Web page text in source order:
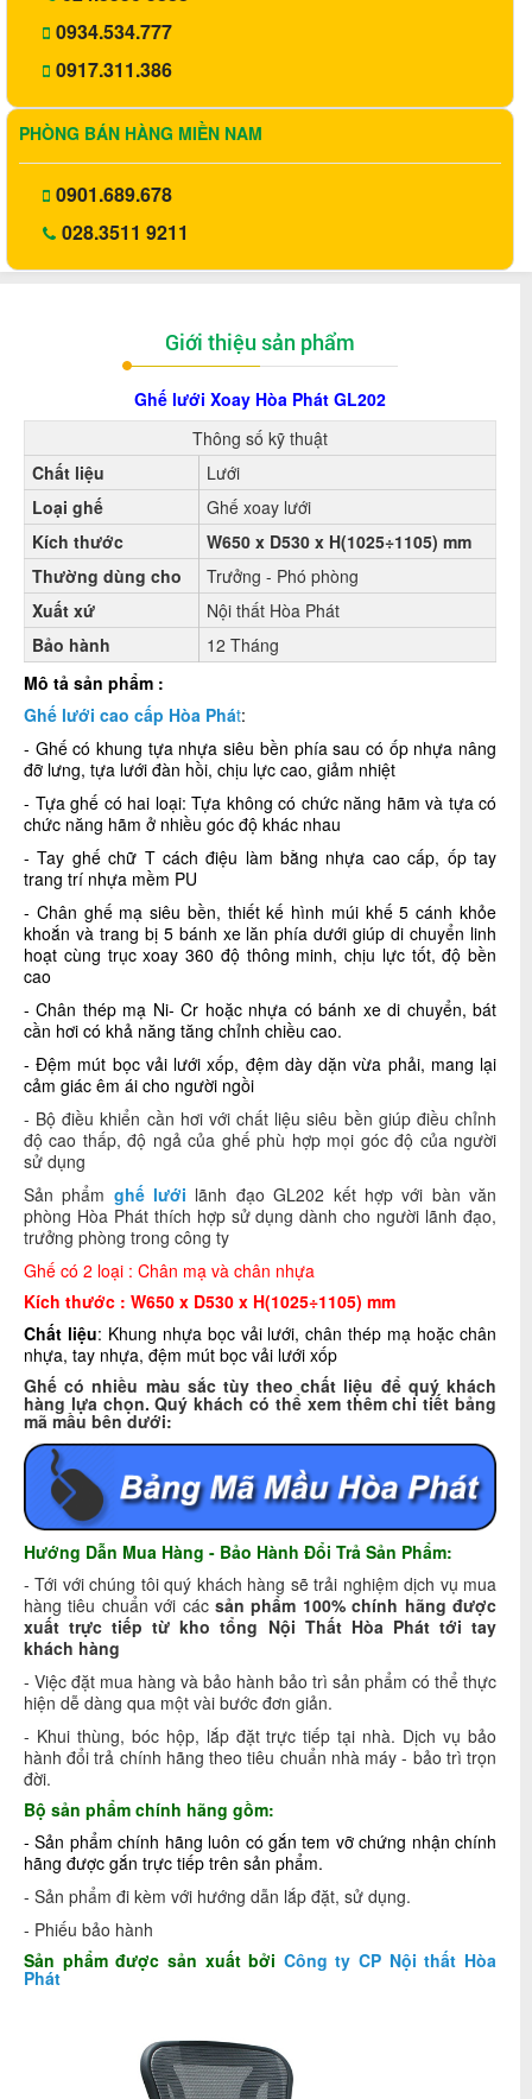
0934.534.777
0917.311.386
PHÒNG BÁN HÀNG MIỀN NAM
0901.689.678
028.3511 9211
Giới thiệu sản phẩm
Ghế lưới Xoay Hòa Phát GL202
Thông số kỹ thuật
Chất liệu
Lưới
Loại ghế
Ghế xoay lưới
Kích thước
W650 x D530 x H(1025÷1105) mm
Thường dùng cho
Trưởng - Phó phòng
Xuất xứ
Nội thất Hòa Phát
Bảo hành
12 Tháng
Mô tả sản phẩm :
Ghế lưới cao cấp Hòa Phát:
- Ghế có khung tựa nhựa siêu bền phía sau có ốp nhựa nâng
đỡ lưng, tựa lưới đàn hồi, chịu lực cao, giảm nhiệt
- Tựa ghế có hai loại: Tựa không có chức năng hãm và tựa có
chức năng hãm ở nhiều góc độ khác nhau
-Tay ghế chữ T cách điệu làm bằng nhựa cao cấp, ốp tay
trang trí nhựa mềm PU
- Chân ghế mạ siêu bền, thiết kế hình múi khế 5 cánh khỏe
khoắn và trang bị 5 bánh xe lăn phía dưới giúp di chuyển linh
hoạt cùng trục xoay 360 độ thông minh, chịu lực tốt, độ bền
cao
- Chân thép mạ Ni- Cr hoặc nhựa có bánh xe di chuyển, bát
cần hơi có khả năng tăng chỉnh chiều cao.
- Đệm mút bọc vải lưới xốp, đệm dày dặn vừa phải, mang lại
cảm giác êm ái cho người ngồi
- Bộ điều khiển cần hơi với chất liệu siêu bền giúp điều chỉnh
độ cao thấp, độ ngả của ghế phù hợp mọi góc độ của người
sử dụng
Sản phẩm ghế lưới lãnh đạo GL202 kết hợp với bàn văn
phòng Hòa Phát thích hợp sử dụng dành cho người lãnh đạo,
trưởng phòng trong công ty
Ghế có 2 loại : Chân mạ và chân nhựa
Kích thước : W650 x D530 x H(1025÷1105) mm
Chất liệu: Khung nhựa bọc vải lưới, chân thép mạ hoặc chân
nhựa, tay nhựa, đệm mút bọc vải lưới xốp
Ghế có nhiều màu sắc tùy theo chất liệu để quý khách
hàng lựa chọn. Quý khách có thể xem thêm chi tiết bảng
mã mầu bên dưới:
Hướng Dẫn Mua Hàng - Bảo Hành Đổi Trả Sản Phẩm:
- Tới với chúng tôi quý khách hàng sẽ trải nghiệm dịch vụ mua
hàng tiêu chuẩn với các sản phẩm 100% chính hãng được
xuất trực tiếp từ kho tổng Nội Thất Hòa Phát tới tay
khách hàng
- Việc đặt mua hàng và bảo hành bảo trì sản phẩm có thể thực
hiện dễ dàng qua một vài bước đơn giản.
- Khui thùng, bóc hộp, lắp đặt trực tiếp tại nhà. Dịch vụ bảo
hành đổi trả chính hãng theo tiêu chuẩn nhà máy - bảo trì trọn
đời.
Bộ sản phẩm chính hãng gồm:
- Sản phẩm chính hãng luôn có gắn tem vỡ chứng nhận chính
hãng được gắn trực tiếp trên sản phẩm.
- Sản phẩm đi kèm với hướng dẫn lắp đặt, sử dụng.
- Phiếu bảo hành
Sản phẩm được sản xuất bởi Công ty CP Nội thất Hòa
Phát